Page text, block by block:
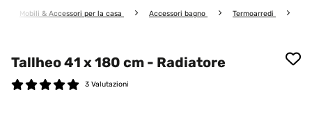
Mobili & Accessori per la casa Accessori bagno Termoarredi
Tallheo 41 x 180 cm - Radiatore
3 Valutazioni